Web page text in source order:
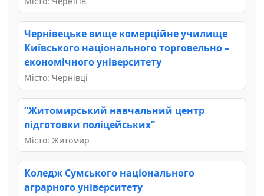
Чернівецьке вище комерційне училище
Київського національного торговельно –
економічного університету
Місто: Чернівці
“Житомирський навчальний центр
підготовки поліцейських”
Місто: Житомир
Коледж Сумського національного
аграрного університету